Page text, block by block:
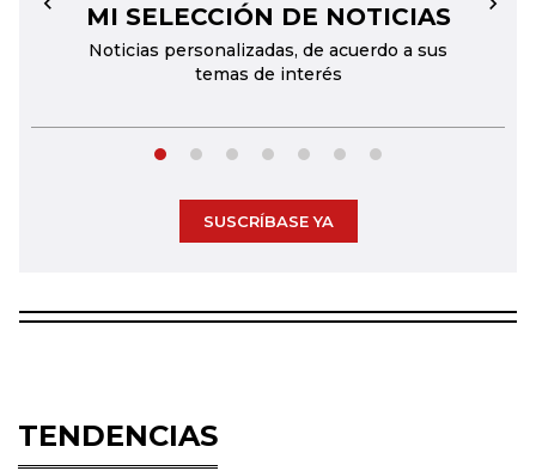
MI SELECCIÓN DE NOTICIAS
Noticias personalizadas, de acuerdo a sus
temas de interés
← →
SUSCRÍBASE YA
TENDENCIAS